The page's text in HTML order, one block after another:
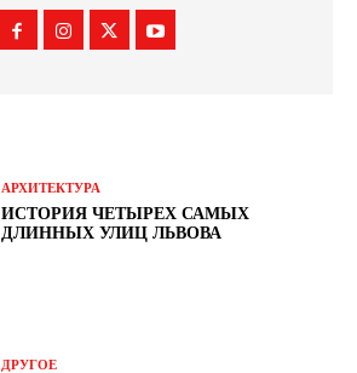
АРХИТЕКТУРА
ИСТОРИЯ ЧЕТЫРЕХ САМЫХ
ДЛИННЫХ УЛИЦ ЛЬВОВА
ДРУГОЕ